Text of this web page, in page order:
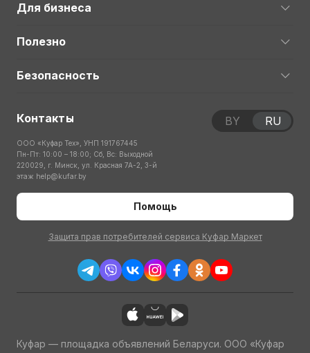
Для бизнеса
Полезно
Безопасность
Контакты
ООО «Куфар Тех», УНП 191767445
Пн-Пт: 10:00 – 18:00; Сб, Вс: Выходной
220029, г. Минск, ул. Красная 7А-2, 3-й
этаж help@kufar.by
Помощь
Защита прав потребителей сервиса Куфар Маркет
BY RU
Куфар — площадка объявлений Беларуси. ООО «Куфар